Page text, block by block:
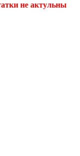
не актульны